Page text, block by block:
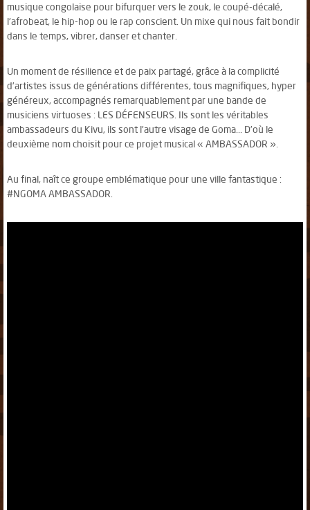
musique congolaise pour bifurquer vers le zouk, le coupé-décalé,
l'afrobeat, le hip-hop ou le rap conscient. Un mixe qui nous fait bondir
dans le temps, vibrer, danser et chanter.
Un moment de résilience et de paix partagé, grâce à la complicité
d’artistes issus de générations différentes, tous magnifiques, hyper
généreux, accompagnés remarquablement par une bande de
musiciens virtuoses : LES DÉFENSEURS. Ils sont les véritables
ambassadeurs du Kivu, ils sont l’autre visage de Goma... D’où le
deuxième nom choisit pour ce projet musical « AMBASSADOR ».
Au final, naît ce groupe emblématique pour une ville fantastique :
#NGOMA AMBASSADOR.